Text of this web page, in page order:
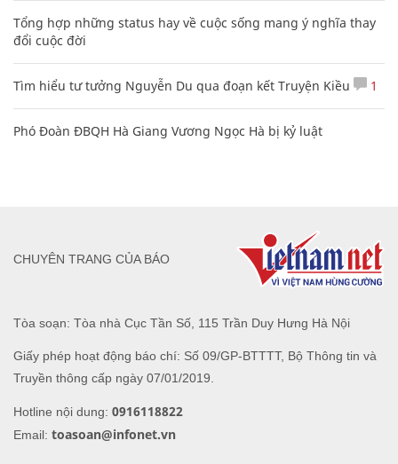
Tổng hợp những status hay về cuộc sống mang ý nghĩa thay
đổi cuộc đời
Tìm hiểu tư tưởng Nguyễn Du qua đoạn kết Truyện Kiều 1
Phó Đoàn ĐBQH Hà Giang Vương Ngọc Hà bị kỷ luật
Tòa soạn: Tòa nhà Cục Tần Số, 115 Trần Duy Hưng Hà Nội
Giấy phép hoạt động báo chí: Số 09/GP-BTTTT, Bộ Thông tin và
Truyền thông cấp ngày 07/01/2019.
Hotline nội dung: 0916118822
Email: toasoan@infonet.vn
CHUYÊN TRANG CỦA BÁO